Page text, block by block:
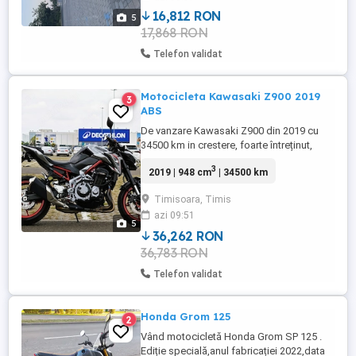
5
k&n, ...
16,812 RON
17,868 RON
Telefon validat
5
3
Motocicleta Kawasaki Z900 2019
ABS
De vanzare Kawasaki Z900 din 2019 cu
34500 km in crestere, foarte întreținut,
vreodata nicio problema (istoric service
baterie, ulei, filtre etc) Cumparata din RO
de noua, primul proprietar, inmatriculata
Folosita peste ...
2019 | 948 cm3 | 34500 km
Timisoara, Timis
azi 09:51
36,262 RON
36,783 RON
Telefon validat
2 Honda Grom 125
Vând motocicletă Honda Grom SP 125 .
Ediție specială,anul fabricației 2022,data